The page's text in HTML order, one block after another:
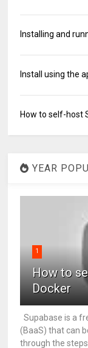
Installing and
Install using the
How to self-host
YEAR
1
How to
Docker
Supabase is a
(BaaS) that can
through the